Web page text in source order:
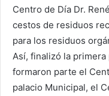
Centro de Día Dr.
cestos de residuos
para los residuos
Así, finalizó la
formaron parte el
palacio Municipal, el